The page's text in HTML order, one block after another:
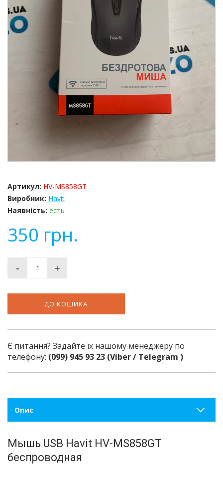
Артикул: HV-MS858GT
Виробник: Havit
Наявність: есть
350 грн.
- +
ДО КОШИКА
Є питання? Задайте їх нашому менеджеру по
телефону: (099) 945 93 23 (Viber / Telegram )
Опис
Мышь USB Havit HV-MS858GT
беспроводная